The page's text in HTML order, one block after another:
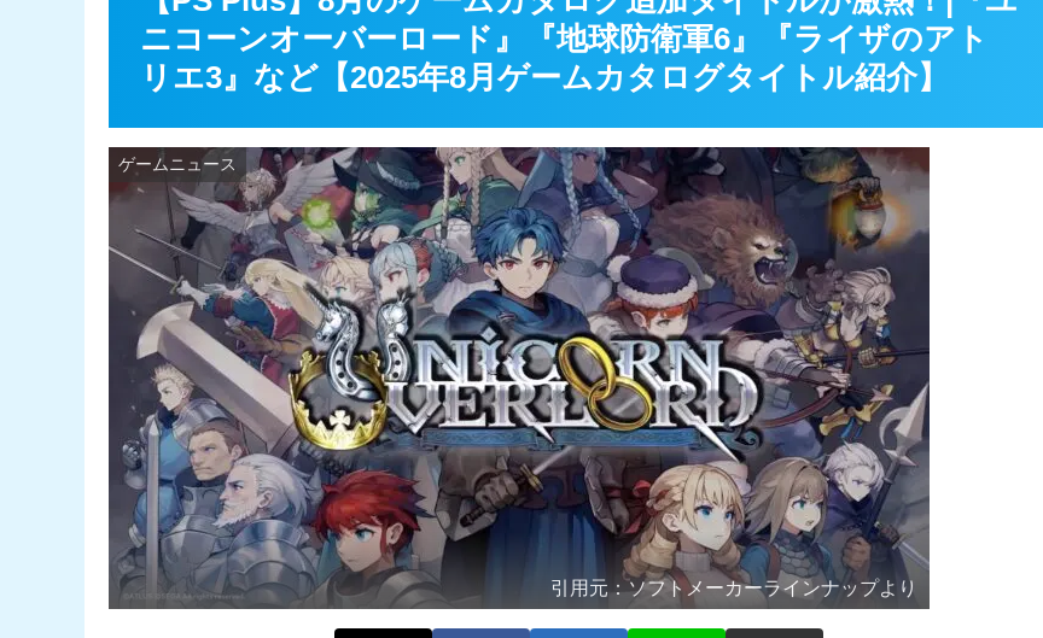
ニコーンオーバーロード』『地球防衛軍6』『ライザのアト
リエ3』など【2025年8月ゲームカタログタイトル紹介】
ゲームニュース
引用元：ソフトメーカーラインナップより